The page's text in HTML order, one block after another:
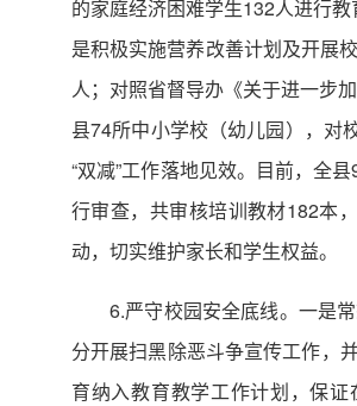
的家庭经济困难学生132人进行
是积极实施营养改善计划及开展
人；对照省督导办《关于进一步
县74所中小学校（幼儿园），对
“双减”工作落地见效。目前，全
行审查，共审核培训教材182本
动，切实维护家长和学生权益。
6.严守校园安全底线。一是
分开展扫黑除恶斗争宣传工作，
育纳入教育教学工作计划，保